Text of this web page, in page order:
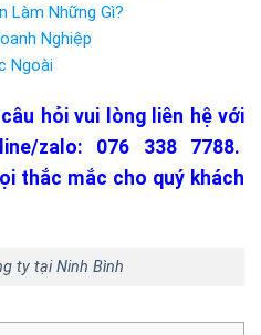
Làm Những Gì?
Nghiệp
Ngoài
hỏi vui lòng liên hệ với
zalo: 076 338 7788.
thắc mắc cho quý khách
ty tại Ninh Bình